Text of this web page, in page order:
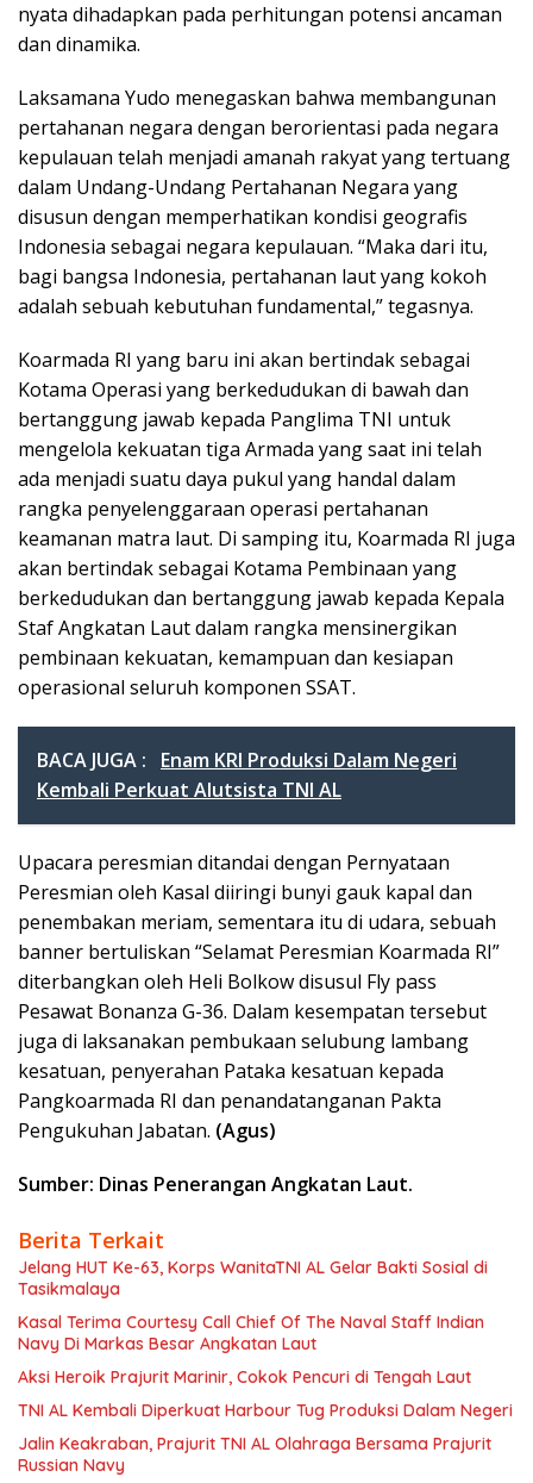
nyata dihadapkan pada perhitungan potensi ancaman
dan dinamika.
Laksamana Yudo menegaskan bahwa membangunan
pertahanan negara dengan berorientasi pada negara
kepulauan telah menjadi amanah rakyat yang tertuang
dalam Undang-Undang Pertahanan Negara yang
disusun dengan memperhatikan kondisi geografis
Indonesia sebagai negara kepulauan. “Maka dari itu,
bagi bangsa Indonesia, pertahanan laut yang kokoh
adalah sebuah kebutuhan fundamental,” tegasnya.
Koarmada RI yang baru ini akan bertindak sebagai
Kotama Operasi yang berkedudukan di bawah dan
bertanggung jawab kepada Panglima TNI untuk
mengelola kekuatan tiga Armada yang saat ini telah
ada menjadi suatu daya pukul yang handal dalam
rangka penyelenggaraan operasi pertahanan
keamanan matra laut. Di samping itu, Koarmada RI juga
akan bertindak sebagai Kotama Pembinaan yang
berkedudukan dan bertanggung jawab kepada Kepala
Staf Angkatan Laut dalam rangka mensinergikan
pembinaan kekuatan, kemampuan dan kesiapan
operasional seluruh komponen SSAT.
BACA JUGA :
Enam KRI Produksi Dalam Negeri
Kembali Perkuat Alutsista TNI AL
Upacara peresmian ditandai dengan Pernyataan
Peresmian oleh Kasal diiringi bunyi gauk kapal dan
penembakan meriam, sementara itu di udara, sebuah
banner bertuliskan “Selamat Peresmian Koarmada RI”
diterbangkan oleh Heli Bolkow disusul Fly pass
Pesawat Bonanza G-36. Dalam kesempatan tersebut
juga di laksanakan pembukaan selubung lambang
kesatuan, penyerahan Pataka kesatuan kepada
Pangkoarmada RI dan penandatanganan Pakta
Pengukuhan Jabatan. (Agus)
Sumber: Dinas Penerangan Angkatan Laut.
Berita Terkait
Jelang HUT Ke-63, Korps WanitaTNI AL Gelar Bakti Sosial di
Tasikmalaya
Kasal Terima Courtesy Call Chief Of The Naval Staff Indian
Navy Di Markas Besar Angkatan Laut
Aksi Heroik Prajurit Marinir, Cokok Pencuri di Tengah Laut
TNI AL Kembali Diperkuat Harbour Tug Produksi Dalam Negeri
Jalin Keakraban, Prajurit TNI AL Olahraga Bersama Prajurit
Russian Navy